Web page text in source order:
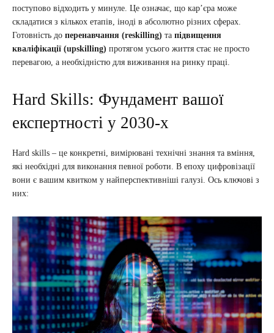
поступово відходить у минуле. Це означає, що кар’єра може
складатися з кількох етапів, іноді в абсолютно різних сферах.
Готовність до перенавчання (reskilling) та підвищення
кваліфікації (upskilling) протягом усього життя стає не просто
перевагою, а необхідністю для виживання на ринку праці.
Hard Skills: Фундамент вашої
експертності у 2030-х
Hard skills – це конкретні, вимірювані технічні знання та вміння,
які необхідні для виконання певної роботи. В епоху цифровізації
вони є вашим квитком у найперспективніші галузі. Ось ключові з
них: